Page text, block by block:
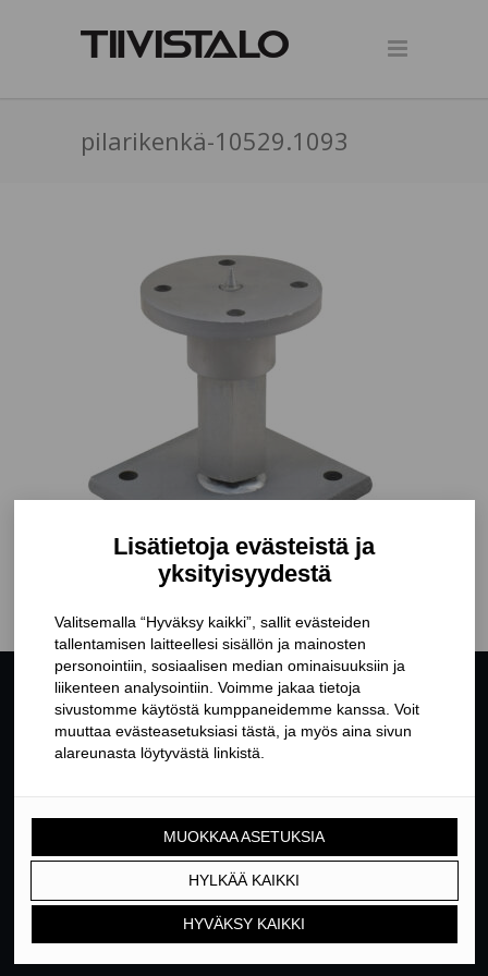
pilarikenkä-10529.1093